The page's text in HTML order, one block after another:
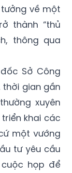
về một
thành “thủ
thông qua
Sở Công
thời gian gần
xuyên
khai các
một vướng
tư yêu cầu
họp để